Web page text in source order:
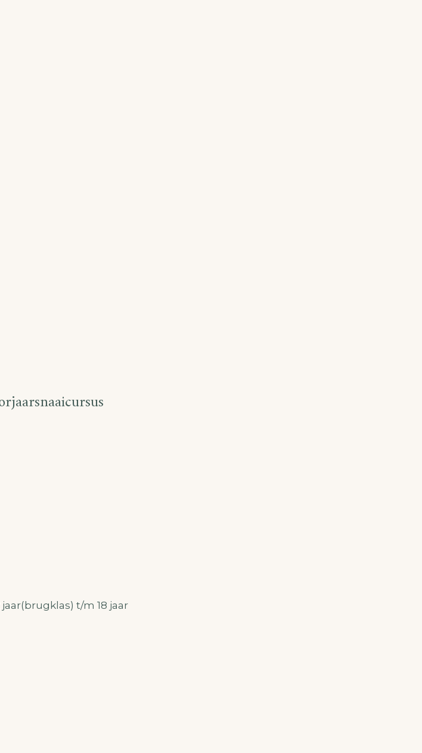
t/m 18 jaar